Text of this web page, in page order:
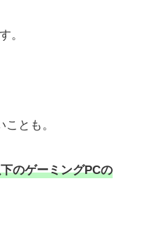
。
とも。
のゲーミングPCの